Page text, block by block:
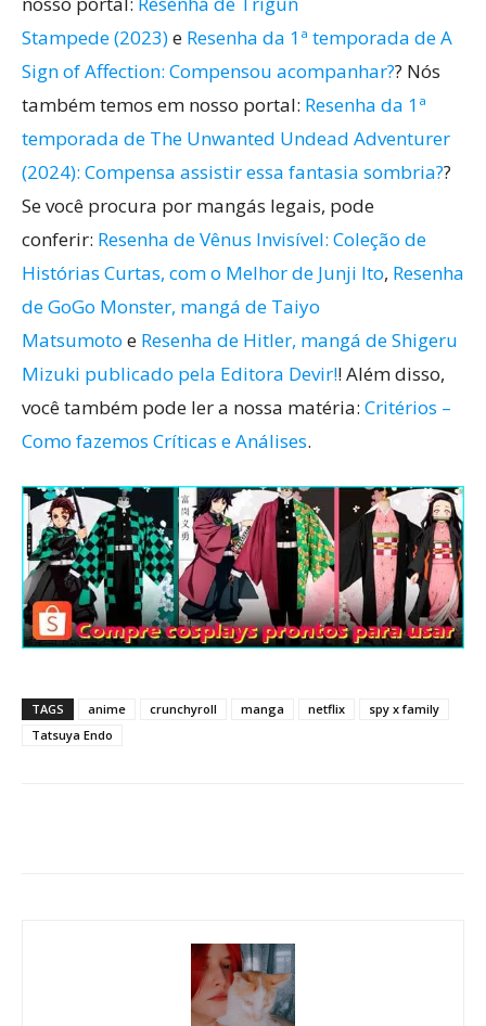
Stampede (2023)e Resenha da 1ª temporada de A
Sign of Affection: Compensou acompanhar?? Nós
também temos em nosso portal: Resenha da 1ª
temporada de The Unwanted Undead Adventurer
(2024): Compensa assistir essa fantasia sombria??
Se você procura por mangás legais, pode
conferir: Resenha de Vênus Invisível: Coleção de
Histórias Curtas, com o Melhor de Junji Ito, Resenha
de GoGo Monster, mangá de Taiyo
Matsumoto e Resenha de Hitler, mangá de Shigeru
Mizuki publicado pela Editora Devir!! Além disso,
você também pode ler a nossa matéria: Critérios –
Como fazemos Críticas e Análises.
TAGS anime crunchyroll manga netflix
spy x family
Tatsuya Endo